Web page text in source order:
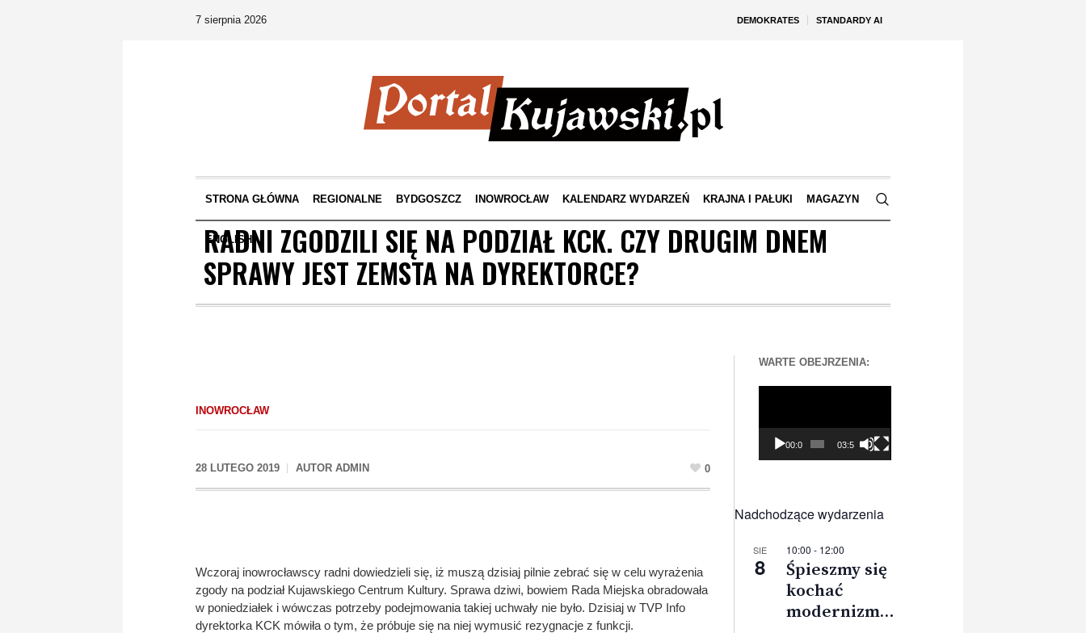
DEMOKRATES STANDARDY AI
7 sierpnia 2026
STRONA GŁÓWNA REGIONALNE BYDGOSZCZ INOWROCŁAW KALENDARZ WYDARZEŃ KRAJNA I PAŁUKI MAGAZYN
ENGLISH
RADNI ZGODZILI SIĘ NA PODZIAŁ KCK. CZY DRUGIM DNEM
SPRAWY JEST ZEMSTA NA DYREKTORCE?
INOWROCŁAW
28 LUTEGO 2019 AUTOR ADMIN 0
Wczoraj inowrocławscy radni dowiedzieli się, iż muszą dzisiaj pilnie zebrać się w celu wyrażenia
zgody na podział Kujawskiego Centrum Kultury. Sprawa dziwi, bowiem Rada Miejska obradowała
w poniedziałek i wówczas potrzeby podejmowania takiej uchwały nie było. Dzisiaj w TVP Info
dyrektorka KCK mówiła o tym, że próbuje się na niej wymusić rezygnacje z funkcji.
WARTE OBEJRZENIA:
00:00 03:56
Nadchodzące wydarzenia
SIE
8
10:00 - 12:00
Śpieszmy się
kochać
modernizm…